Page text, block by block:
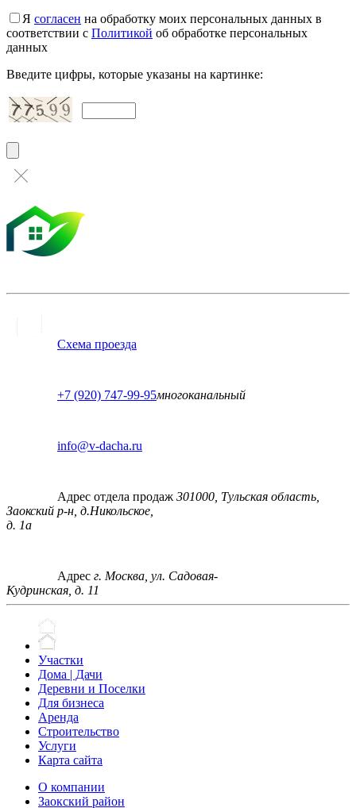
Я согласен на обработку моих персональных данных в
соответствии с Политикой об обработке персональных
данных
Введите цифры, которые указаны на картинке:
Схема проезда
+7 (920) 747-99-95многоканальный
info@v-dacha.ru
Адрес отдела продаж 301000, Тульская область,
Заокский р-н, д.Никольское,
д. 1а
Адрес г. Москва, ул. Садовая-
Кудринская, д. 11
Участки
Дома | Дачи
Деревни и Поселки
Для бизнеса
Аренда
Строительство
Услуги
Карта сайта
О компании
Заокский район